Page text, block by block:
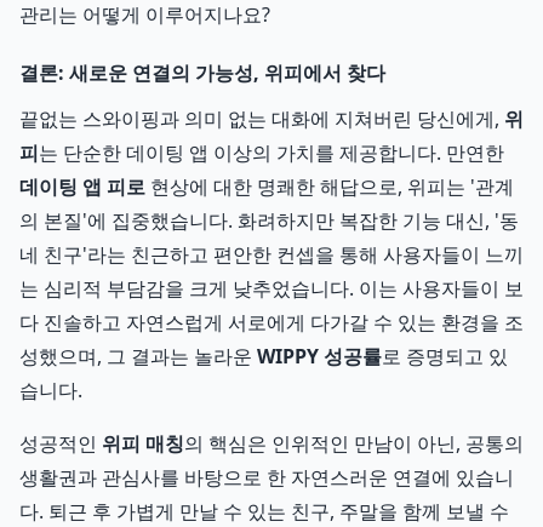
관리는 어떻게 이루어지나요?
결론: 새로운 연결의 가능성, 위피에서 찾다
끝없는 스와이핑과 의미 없는 대화에 지쳐버린 당신에게, 위
피는 단순한 데이팅 앱 이상의 가치를 제공합니다. 만연한
데이팅 앱 피로 현상에 대한 명쾌한 해답으로, 위피는 '관계
의 본질'에 집중했습니다. 화려하지만 복잡한 기능 대신, '동
네 친구'라는 친근하고 편안한 컨셉을 통해 사용자들이 느끼
는 심리적 부담감을 크게 낮추었습니다. 이는 사용자들이 보
다 진솔하고 자연스럽게 서로에게 다가갈 수 있는 환경을 조
성했으며, 그 결과는 놀라운 WIPPY 성공률로 증명되고 있
습니다.
성공적인 위피 매칭의 핵심은 인위적인 만남이 아닌, 공통의
생활권과 관심사를 바탕으로 한 자연스러운 연결에 있습니
다. 퇴근 후 가볍게 만날 수 있는 친구, 주말을 함께 보낼 수